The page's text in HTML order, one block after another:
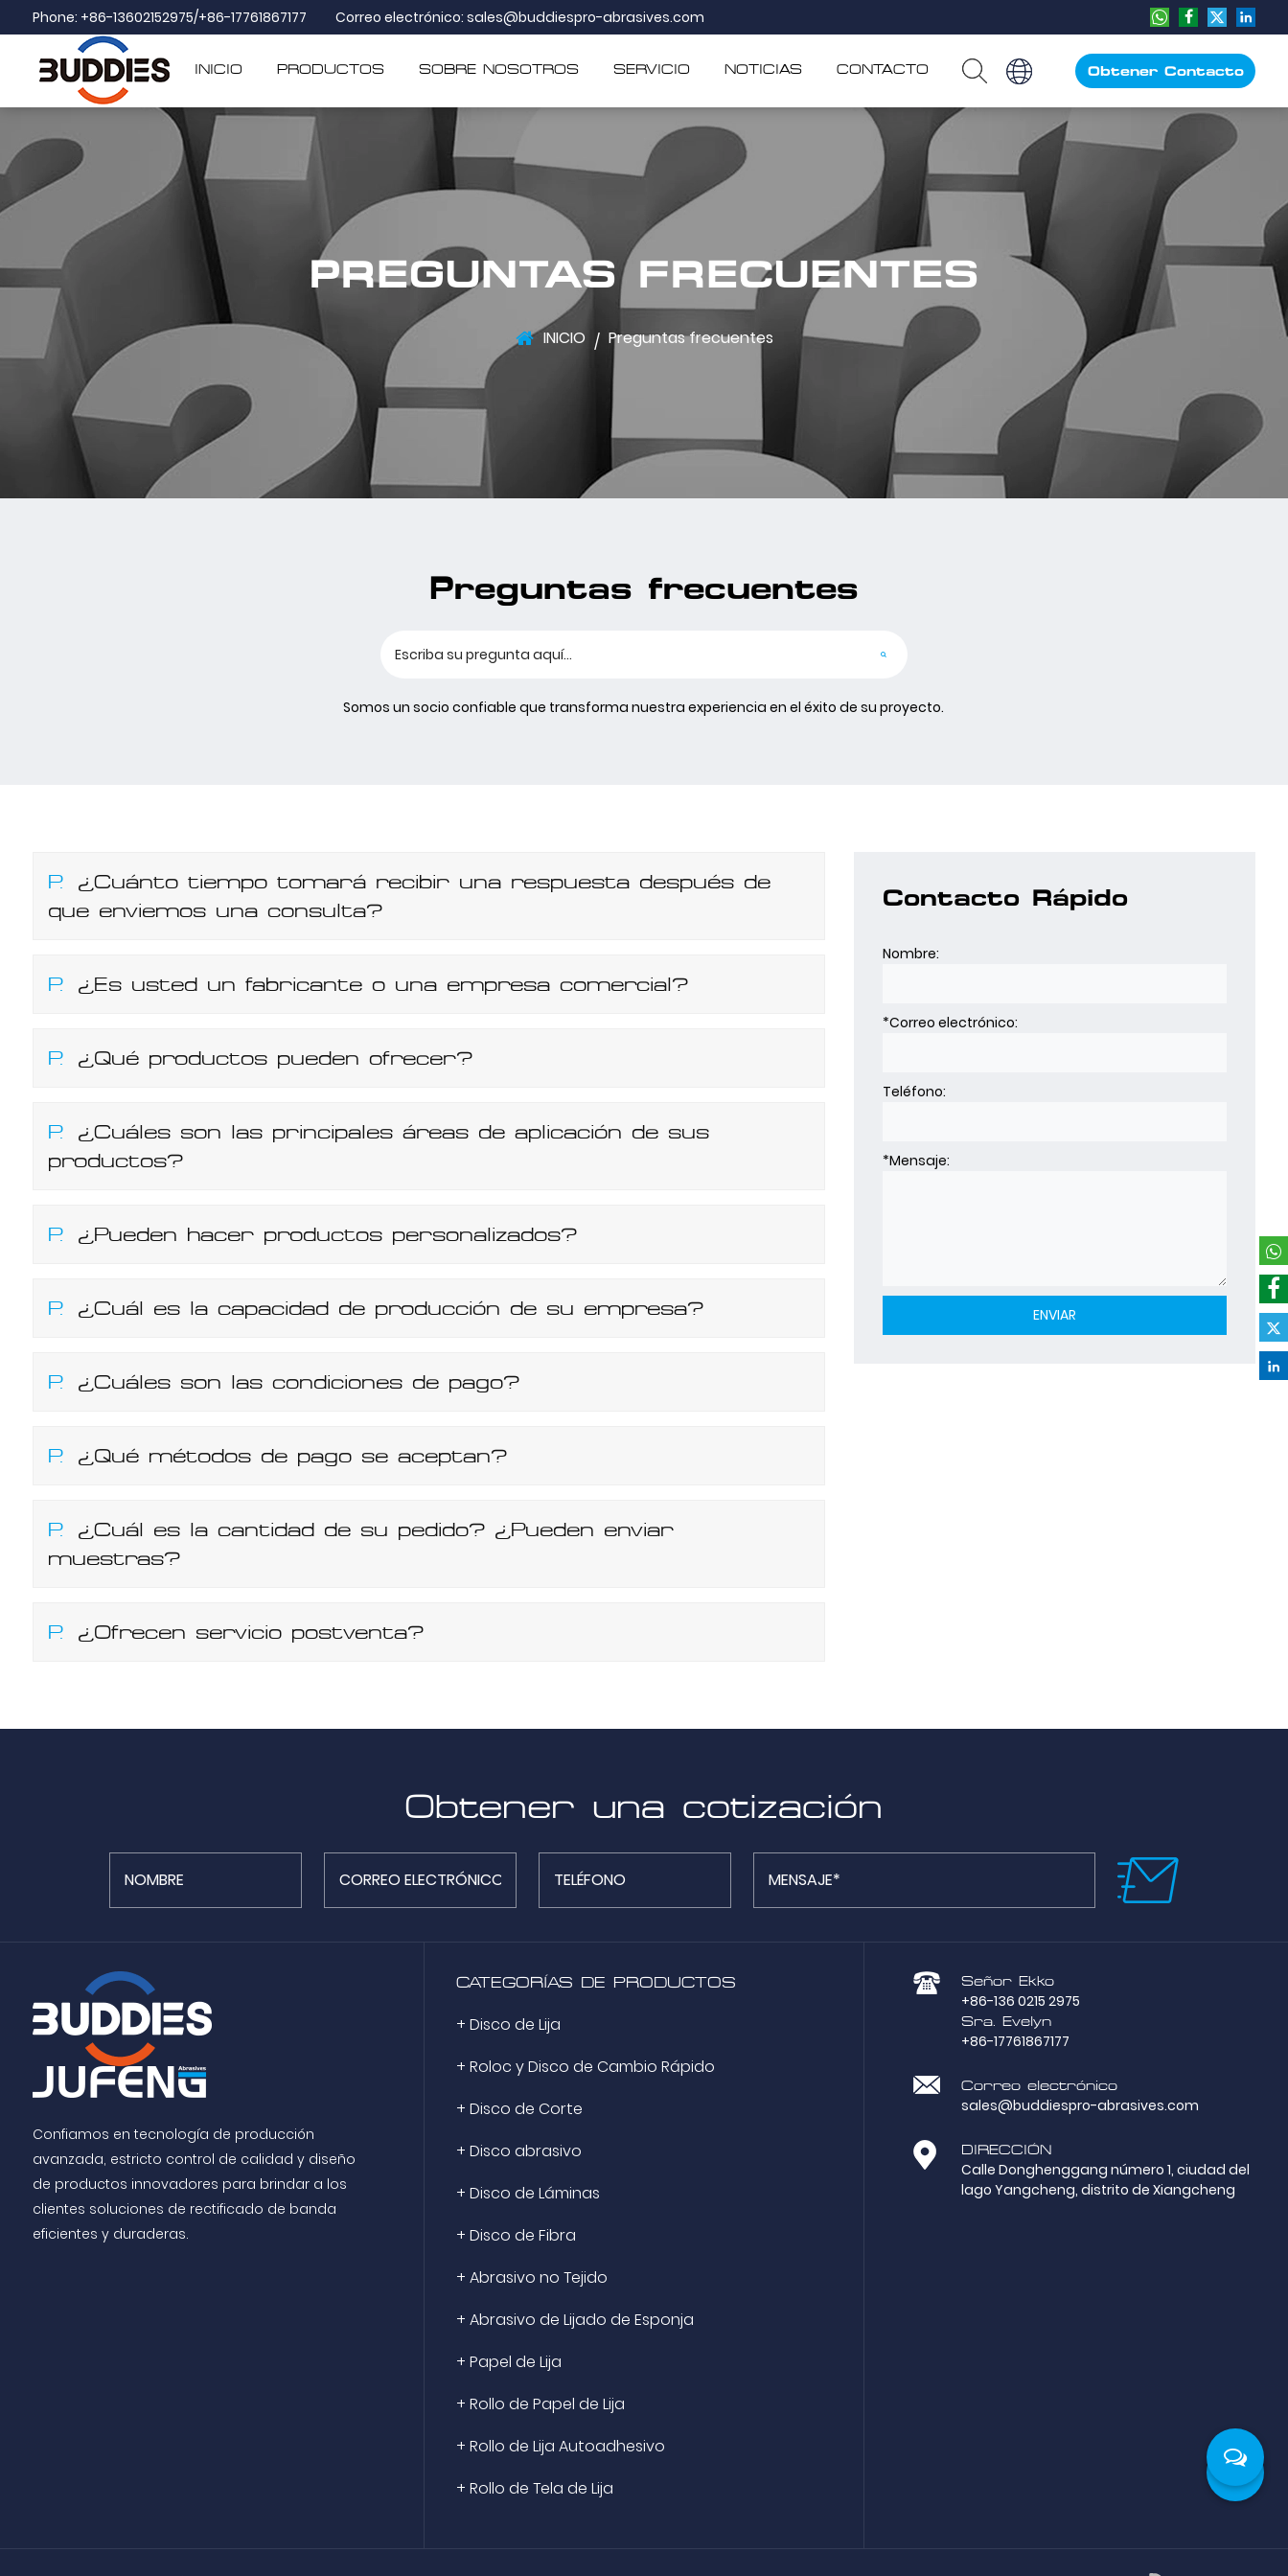
Phone: +86-13602152975/+86-17761867177 Correo electrónico: sales@buddiespro-abrasives.com
INICIO PRODUCTOS SOBRE NOSOTROS SERVICIO NOTICIAS CONTACTO Obtener Contacto
PREGUNTAS FRECUENTES
INICIO / Preguntas frecuentes
Preguntas frecuentes
Somos un socio confiable que transforma nuestra experiencia en el éxito de su proyecto.
P.
¿Cuánto tiempo tomará recibir una respuesta después de
que enviemos una consulta?
P. ¿Es usted un fabricante o una empresa comercial?
P. ¿Qué productos pueden ofrecer?
P.
¿Cuáles son las principales áreas de aplicación de sus
productos?
P. ¿Pueden hacer productos personalizados?
P. ¿Cuál es la capacidad de producción de su empresa?
P. ¿Cuáles son las condiciones de pago?
P. ¿Qué métodos de pago se aceptan?
P.
¿Cuál es la cantidad de su pedido? ¿Pueden enviar
muestras?
P. ¿Ofrecen servicio postventa?
Contacto Rápido
Nombre:
*Correo electrónico:
Teléfono:
*Mensaje:
Obtener una cotización
Confiamos en tecnología de producción
avanzada, estricto control de calidad y diseño
de productos innovadores para brindar a los
clientes soluciones de rectificado de banda
eficientes y duraderas.
CATEGORÍAS DE PRODUCTOS
+ Disco de Lija
+ Roloc y Disco de Cambio Rápido
+ Disco de Corte
+ Disco abrasivo
+ Disco de Láminas
+ Disco de Fibra
+ Abrasivo no Tejido
+ Abrasivo de Lijado de Esponja
+ Papel de Lija
+ Rollo de Papel de Lija
+ Rollo de Lija Autoadhesivo
+ Rollo de Tela de Lija
Señor Ekko
+86-136 0215 2975
Sra. Evelyn
+86-17761867177
Correo electrónico
sales@buddiespro-abrasives.com
DIRECCIÓN
Calle Donghenggang número 1, ciudad del
lago Yangcheng, distrito de Xiangcheng